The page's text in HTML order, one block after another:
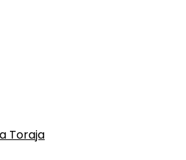
Toraja